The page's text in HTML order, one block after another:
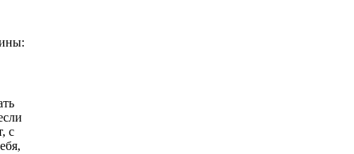
с